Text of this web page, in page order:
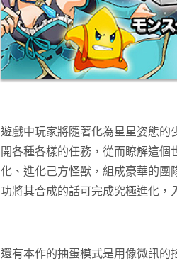
遊戲中玩家將隨著化為星星姿態的
開各種各樣的任務，從而瞭解這
化、進化己方怪獸，組成豪華的團
功將其合成的話可完成究極進化，
還有本作的抽蛋模式是用像微訊的